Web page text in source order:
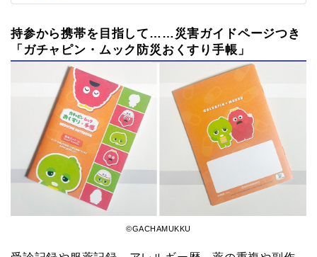
持参から携帯を目指して……災害ガイドページつき
「ガチャピン・ムック防災おくすり手帳」
©GACHAMUKKU